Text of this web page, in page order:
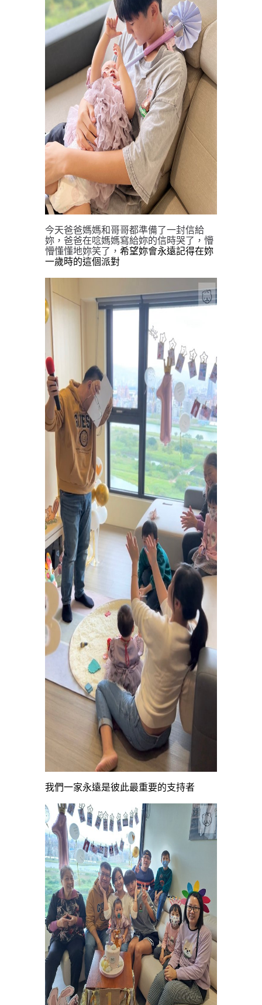
今天爸爸媽媽和哥哥都準備了一封信給
妳，爸爸在唸媽媽寫給妳的信時哭了，懵
懵懂懂地妳笑了， 希望妳會永遠記得在妳
一歲時的這個派對
我們一家永遠是彼此最重要的支持者